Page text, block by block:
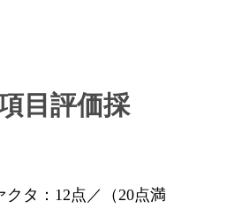
目評価採
タ：12点／（20点満